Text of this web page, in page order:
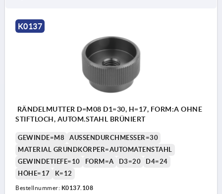
K0137
RÄNDELMUTTER D=M08 D1=30, H=17, FORM:A OHNE
STIFTLOCH, AUTOM.STAHL BRÜNIERT
GEWINDE=M8
AUSSENDURCHMESSER=30
MATERIAL GRUNDKÖRPER=AUTOMATENSTAHL
GEWINDETIEFE=10
FORM=A D3=20
D4=24
HÖHE=17
K=12
Bestellnummer: K0137.108